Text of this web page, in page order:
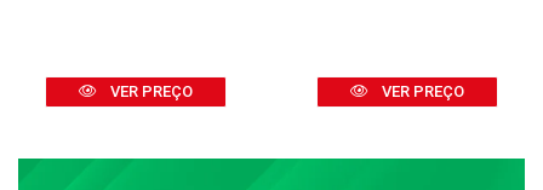
VER PREÇO VER PREÇO